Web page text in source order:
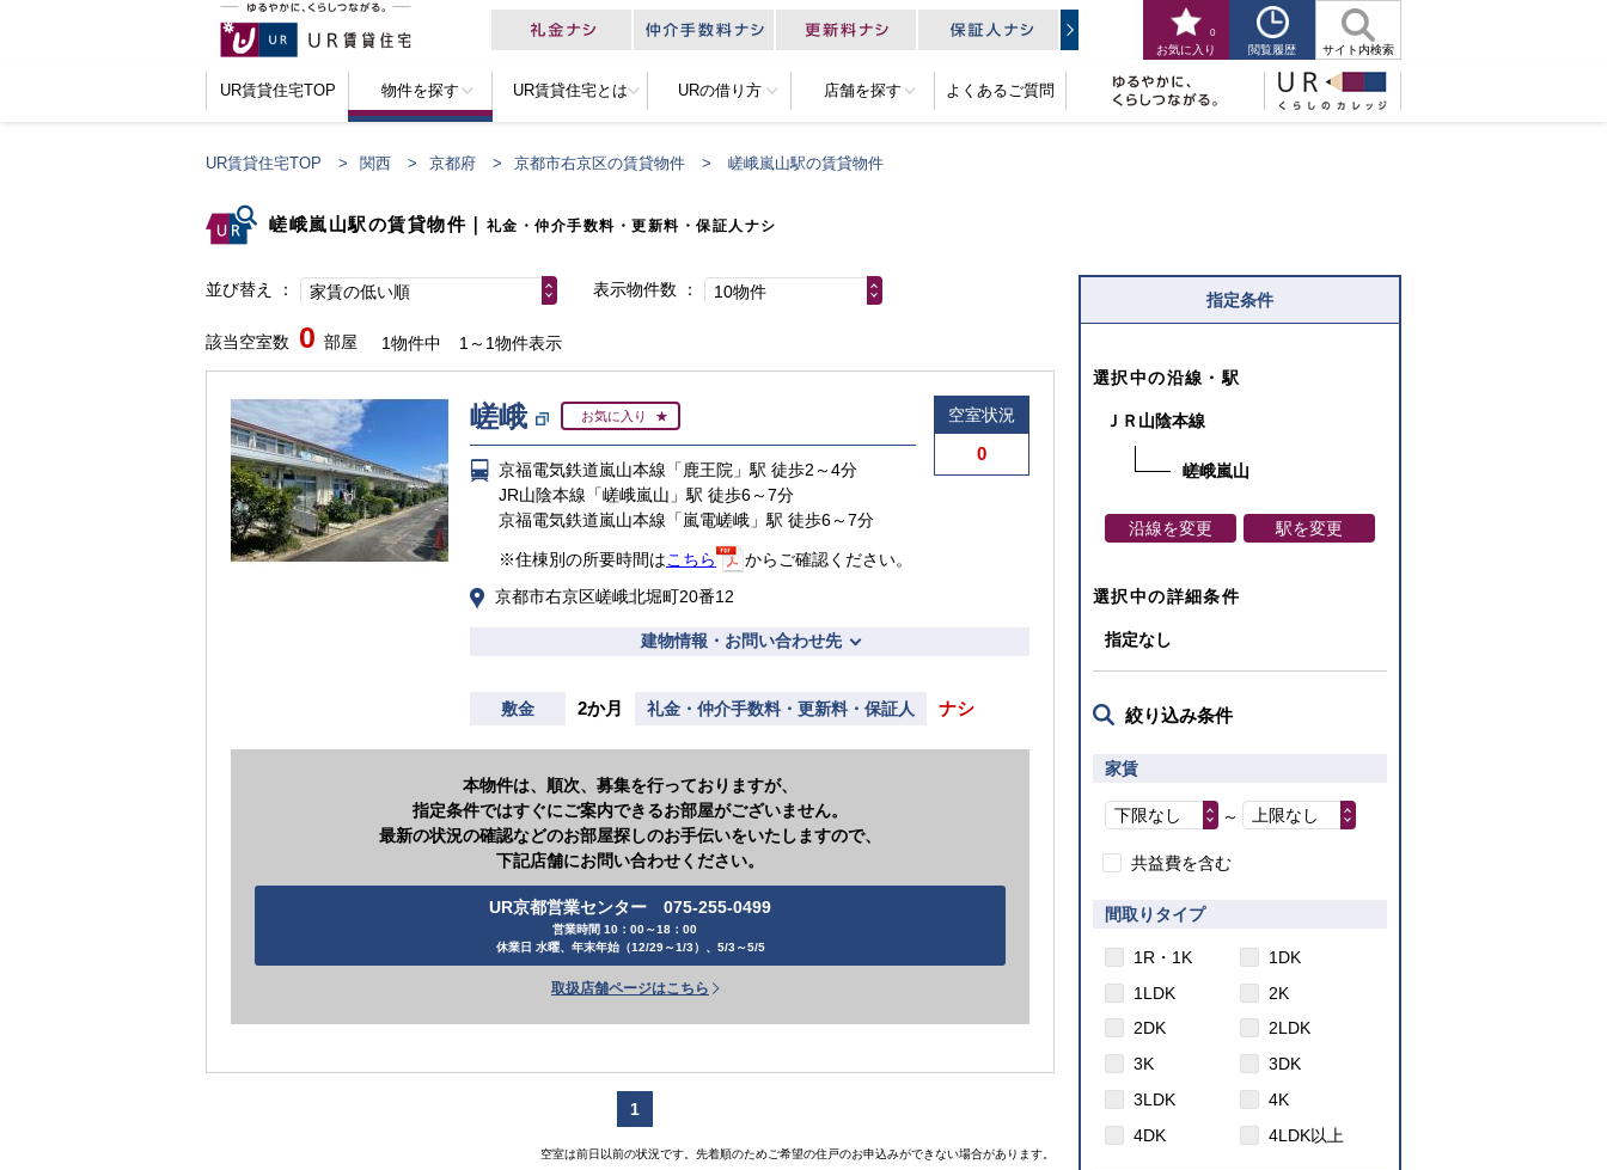
お気に入り
0
閲覧履歴 サイト内検索
UR賃貸住宅TOP 物件を探す UR賃貸住宅とは URの借り方 店舗を探す よくあるご質問
UR賃貸住宅TOP 関西 京都府 京都市右京区の賃貸物件 嵯峨嵐山駅の賃貸物件
嵯峨嵐山駅の賃貸物件 ｜ 礼金・仲介手数料・更新料・保証人ナシ
並び替え 家賃の低い順 表示物件数 10物件
該当空室数 0 部屋 1物件中 1～1物件表示
嵯峨 お気に入り
京福電気鉄道嵐山本線「鹿王院」駅 徒歩2～4分
JR山陰本線「嵯峨嵐山」駅 徒歩6～7分
京福電気鉄道嵐山本線「嵐電嵯峨」駅 徒歩6～7分
※住棟別の所要時間はこちら
からご確認ください。
京都市右京区嵯峨北堀町20番12
空室状況
0
建物情報・お問い合わせ先
敷金 2か月 礼金・仲介手数料・更新料・保証人 ナシ
本物件は、順次、募集を行っておりますが、
指定条件ではすぐにご案内できるお部屋がございません。
最新の状況の確認などのお部屋探しのお手伝いをいたしますので、
下記店舗にお問い合わせください。
UR京都営業センター 075-255-0499
営業時間 10：00～18：00
休業日 水曜、年末年始（12/29～1/3）、5/3～5/5
取扱店舗ページはこちら
1
空室は前日以前の状況です。先着順のためご希望の住戸のお申込みができない場合があります。
指定条件
選択中の沿線・駅
ＪＲ山陰本線
嵯峨嵐山
沿線を変更 駅を変更
選択中の詳細条件
指定なし
絞り込み条件
家賃
下限なし ～ 上限なし
共益費を含む
間取りタイプ
1R・1K
1DK
1LDK
2K
2DK
2LDK
3K
3DK
3LDK
4K
4DK
4LDK以上